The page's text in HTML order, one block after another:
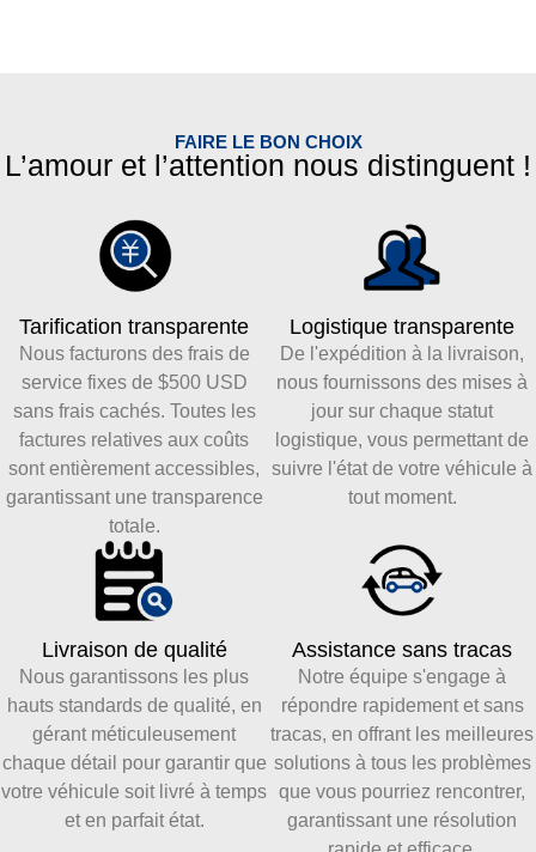
FAIRE LE BON CHOIX
L’amour et l’attention nous distinguent !
Tarification transparente
Nous facturons des frais de
service fixes de $500 USD
sans frais cachés. Toutes les
factures relatives aux coûts
sont entièrement accessibles,
garantissant une transparence
totale.
Logistique transparente
De l'expédition à la livraison,
nous fournissons des mises à
jour sur chaque statut
logistique, vous permettant de
suivre l'état de votre véhicule à
tout moment.
Livraison de qualité
Nous garantissons les plus
hauts standards de qualité, en
gérant méticuleusement
chaque détail pour garantir que
votre véhicule soit livré à temps
et en parfait état.
Assistance sans tracas
Notre équipe s'engage à
répondre rapidement et sans
tracas, en offrant les meilleures
solutions à tous les problèmes
que vous pourriez rencontrer,
garantissant une résolution